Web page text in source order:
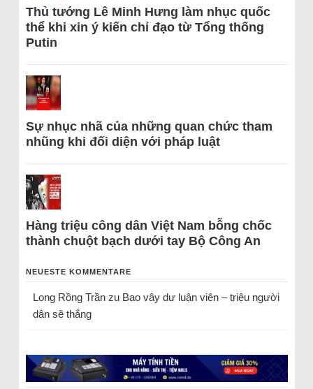
Thủ tướng Lê Minh Hưng làm nhục quốc
thể khi xin ý kiến chỉ đạo từ Tổng thống
Putin
Sự nhục nhã của những quan chức tham
nhũng khi đối diện với pháp luật
Hàng triệu công dân Việt Nam bỗng chốc
thành chuột bạch dưới tay Bộ Công An
NEUESTE KOMMENTARE
Long Rồng Trầnzu Bao vây dư luận viên – triệu người
dân sẽ thắng